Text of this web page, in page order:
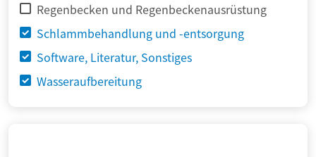
Regenbecken und Regenbeckenausrüstung
Schlammbehandlung und -entsorgung
Software, Literatur, Sonstiges
Wasseraufbereitung